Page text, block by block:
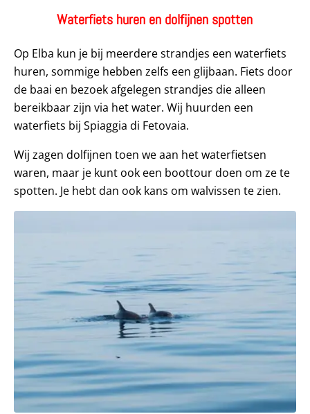
Waterfiets huren en dolfijnen spotten
Op Elba kun je bij meerdere strandjes een waterfiets
huren, sommige hebben zelfs een glijbaan. Fiets door
de baai en bezoek afgelegen strandjes die alleen
bereikbaar zijn via het water. Wij huurden een
waterfiets bij Spiaggia di Fetovaia.
Wij zagen dolfijnen toen we aan het waterfietsen
waren, maar je kunt ook een boottour doen om ze te
spotten. Je hebt dan ook kans om walvissen te zien.